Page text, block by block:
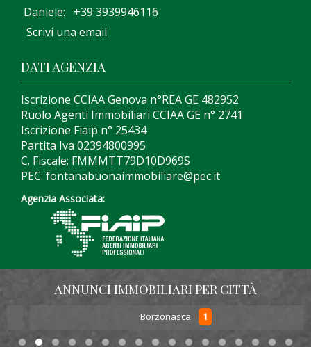
Daniele: +39 3939946116
Scrivi una email
DATI AGENZIA
Iscrizione CCIAA Genova n°REA GE 482952
Ruolo Agenti Immobiliari CCIAA GE n° 2741
Iscrizione Fiaip n° 25434
Partita Iva 02394800995
C. Fiscale: FMMMTT79D10D969S
PEC: fontanabuonaimmobiliare@pec.it
Agenzia Associata:
ANNUNCI IMMOBILIARI PER CITTÀ
Borzonasca 1